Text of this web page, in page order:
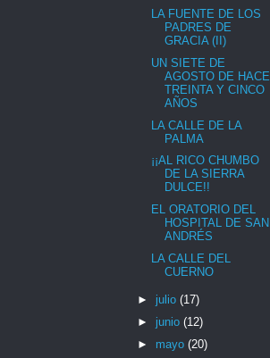
LA FUENTE DE LOS
PADRES DE
GRACIA (II)
UN SIETE DE
AGOSTO DE HACE
TREINTA Y CINCO
AÑOS
LA CALLE DE LA
PALMA
¡¡AL RICO CHUMBO
DE LA SIERRA
DULCE!!
EL ORATORIO DEL
HOSPITAL DE SAN
ANDRÉS
LA CALLE DEL
CUERNO
► julio (17)
► junio (12)
► mayo (20)